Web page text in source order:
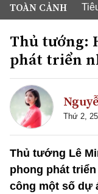
TOÀN CẢNH
Thủ tướng:
phát triển
Thứ 2,
Thủ tướng Lê
phong phát
công một số dự